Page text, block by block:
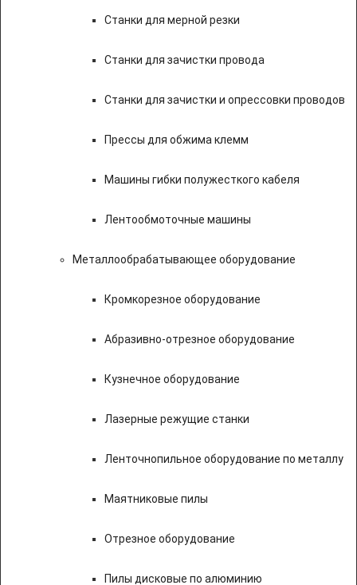
Станки для мерной резки
Станки для зачистки провода
Станки для зачистки и опрессовки проводов
Прессы для обжима клемм
Машины гибки полужесткого кабеля
Лентообмоточные машины
Металлообрабатывающее оборудование
Кромкорезное оборудование
Абразивно-отрезное оборудование
Кузнечное оборудование
Лазерные режущие станки
Ленточнопильное оборудование по металлу
Маятниковые пилы
Отрезное оборудование
Пилы дисковые по алюминию